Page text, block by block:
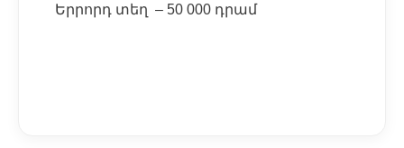
Երրորդ տեղ – 50 000 դրամ